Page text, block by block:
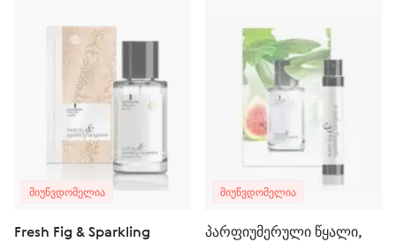
ᲛᲘᲣᲬᲕᲓᲝᲛᲔᲚᲘᲐ
Fresh Fig & Sparkling
ᲛᲘᲣᲬᲕᲓᲝᲛᲔᲚᲘᲐ
პარფიუმერული წყალი,